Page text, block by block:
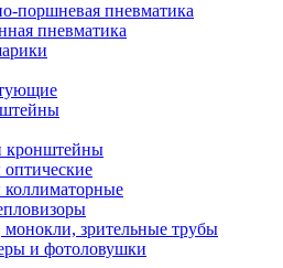
поршневая пневматика
пневматика
кронштейны
зрительные трубы
и фотоловушки